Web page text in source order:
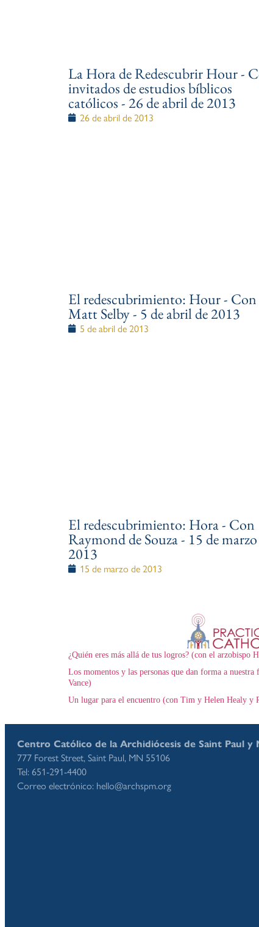
La Hora de Redescubrir Hour -
invitados de estudios bíblicos
católicos - 26 de abril de 2013
26 de abril de 2013
El redescubrimiento: Hour - Con
Matt Selby - 5 de abril de 2013
5 de abril de 2013
El redescubrimiento: Hora - Con
Raymond de Souza - 15 de
2013
15 de marzo de 2013
¿Quién eres más allá de tus logros? (con el arzobispo
Los momentos y las personas que dan forma a
Vance)
Un lugar para el encuentro (con Tim y Helen Healy y
Centro Católico de la Archidiócesis de Saint Paul y
777 Forest Street, Saint Paul, MN 55106
Tel: 651-291-4400
Correo electrónico: hello@archspm.org